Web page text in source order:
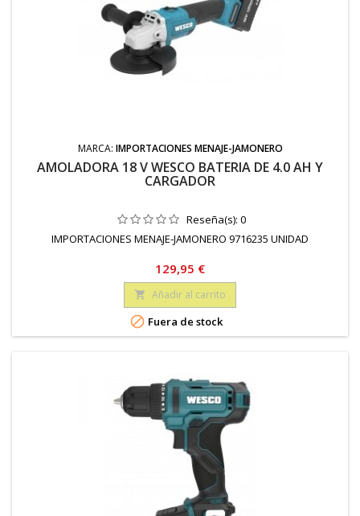
MARCA: IMPORTACIONES MENAJE-JAMONERO
AMOLADORA 18 V WESCO BATERIA DE 4.0 AH Y
CARGADOR
Reseña(s): 0
IMPORTACIONES MENAJE-JAMONERO 9716235 UNIDAD
Precio
129,95 €
 Añadir al carrito
 Fuera de stock